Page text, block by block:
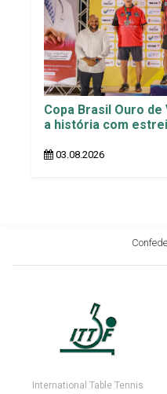
Copa Brasil Ouro
a história com
03.08.2026
International Table Tennis